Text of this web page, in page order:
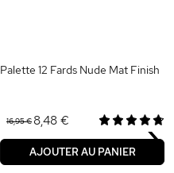
Palette 12 Fards Nude Mat Finish
16,95 € 8,48 €
AJOUTER AU PANIER ›